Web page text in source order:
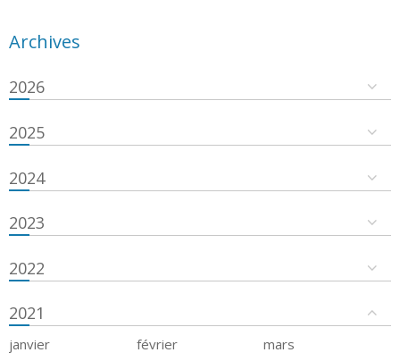
Archives
2026
2025
2024
2023
2022
2021
janvier février
mars